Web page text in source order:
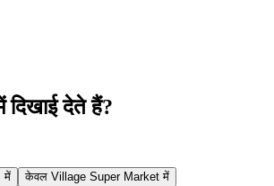
दिखाई देते हैं?
में केवल Village Super Market में